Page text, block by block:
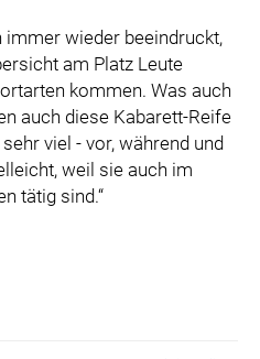
immer wieder beeindruckt,
am Platz Leute
kommen. Was auch
auch diese Kabarett-Reife
viel - vor, während und
weil sie auch im
tätig sind.“